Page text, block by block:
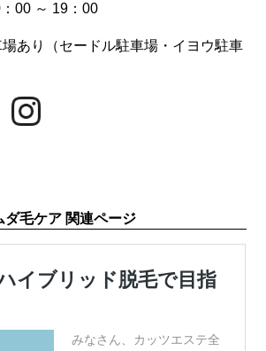
00 ～ 19：00
あり（セードル駐車場・イヨウ駐車
毛ケア 関連ページ